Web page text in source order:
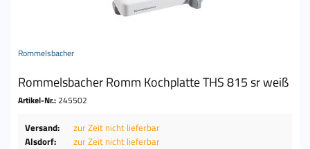
Rommelsbacher
Rommelsbacher Romm Kochplatte THS 815 sr weiß
Artikel-Nr.:245502
Versand:
zur Zeit nicht lieferbar
Alsdorf:
zur Zeit nicht lieferbar